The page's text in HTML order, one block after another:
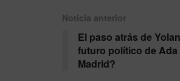
Noticia anterior
El paso atrás de
futuro político de
Madrid?